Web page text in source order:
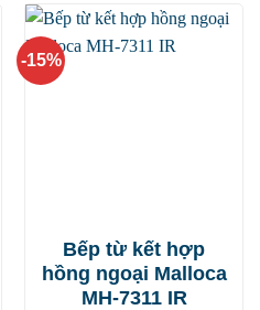
-15%
Bếp từ kết hợp
hồng ngoại Malloca
MH-7311 IR